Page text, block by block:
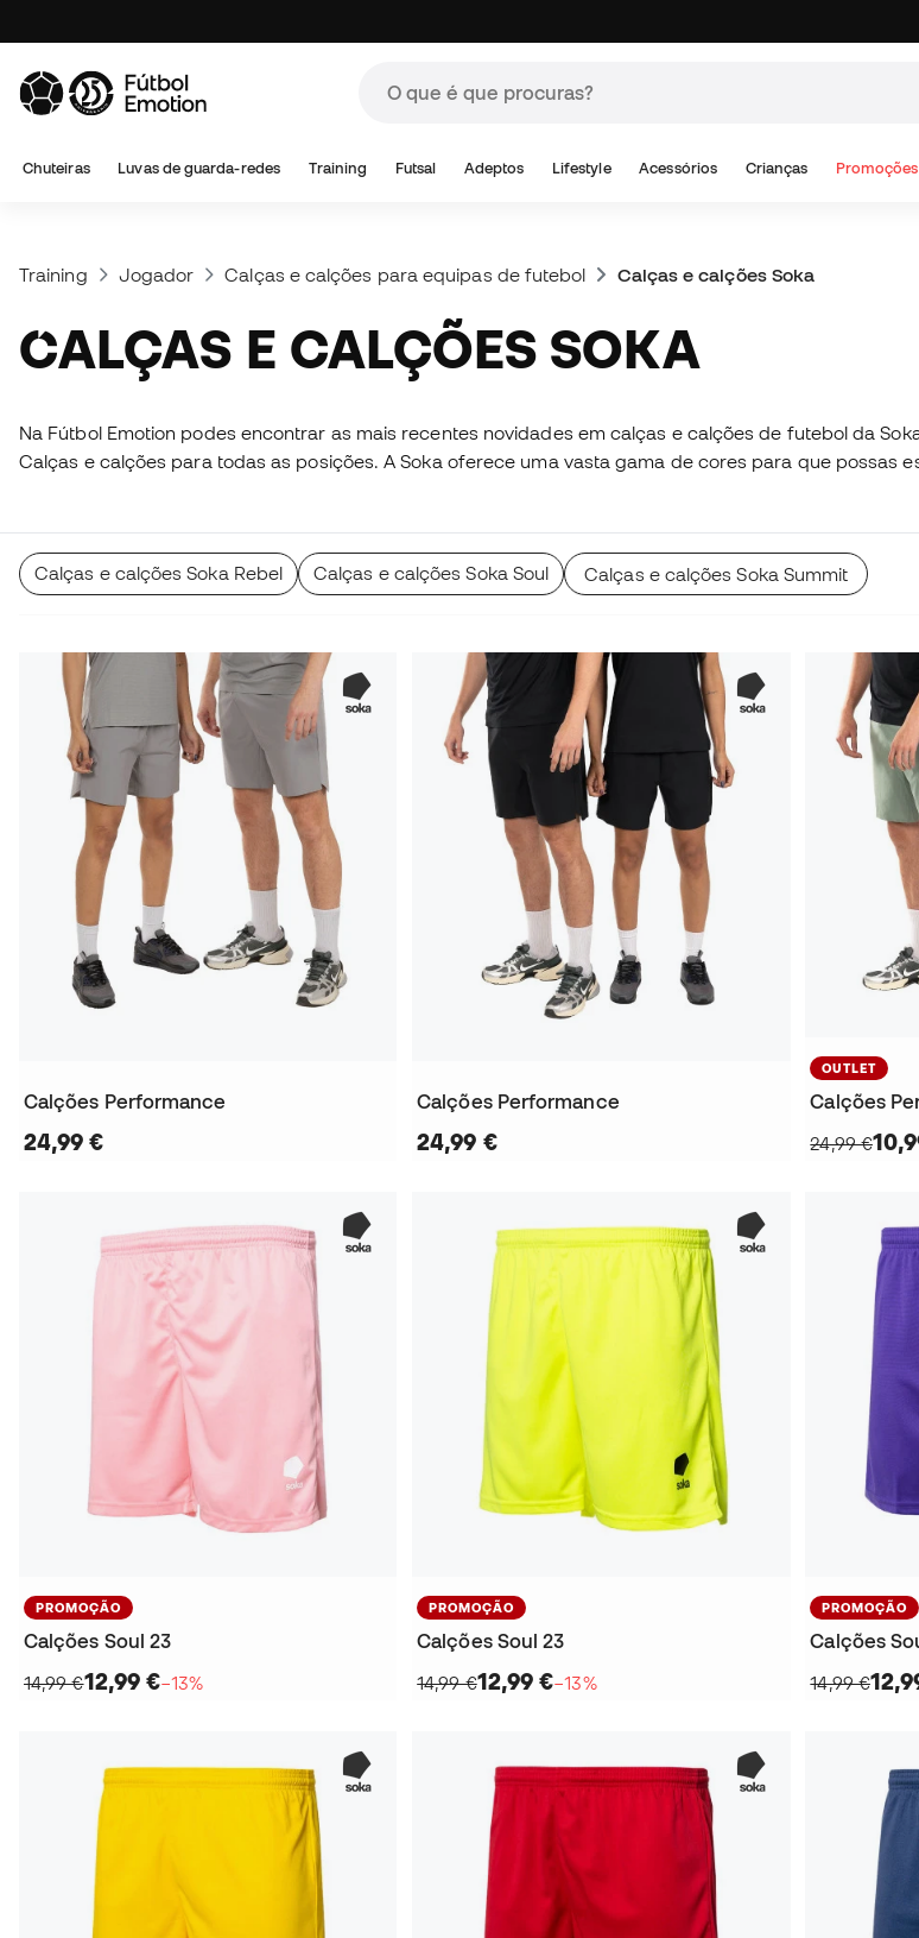
Chuteiras Luvas de guarda-redes Training Futsal Adeptos Lifestyle Acessórios Crianças Promoções
Training Jogador Calças e calções para equipas de futebol Calças e calções Soka
CALÇAS E CALÇÕES SOKA
Na Fútbol Emotion podes encontrar as mais recentes novidades em calças e calções de futebol da
Calças e calções para todas as posições. A Soka oferece uma vasta gama de cores para que possas
Calças e calções Soka Rebel Calças e calções Soka Soul Calças e calções Soka Summit
Calções Performance
24,99 €
Calções Performance
24,99 €
OUTLET
Calções
24,99 €
PROMOÇÃO
Calções Soul 23
14,99 €12,99 €−13%
PROMOÇÃO
Calções Soul 23
14,99 €12,99 €−13%
PROMOÇÃO
Calções
14,99 €